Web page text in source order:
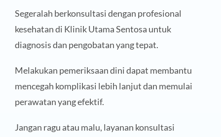
Segeralah berkonsultasi dengan profesional
kesehatan di Klinik Utama Sentosa untuk
diagnosis dan pengobatan yang tepat.
Melakukan pemeriksaan dini dapat membantu
mencegah komplikasi lebih lanjut dan memulai
perawatan yang efektif.
Jangan ragu atau malu, layanan konsultasi